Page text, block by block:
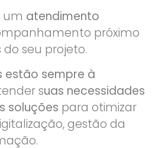
um atendimento
próximo
seu projeto.
estão sempre à
suas necessidades
soluções para otimizar
gestão da